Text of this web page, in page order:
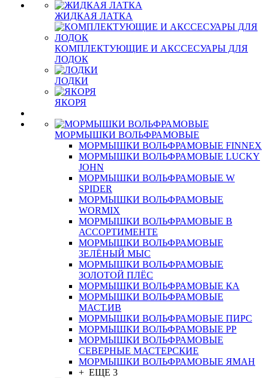
ЖИДКАЯ ЛАТКА
КОМПЛЕКТУЮЩИЕ И АКССЕСУАРЫ ДЛЯ
ЛОДОК
ЛОДКИ
ЯКОРЯ
МОРМЫШКИ ВОЛЬФРАМОВЫЕ
МОРМЫШКИ ВОЛЬФРАМОВЫЕ FINNEX
МОРМЫШКИ ВОЛЬФРАМОВЫЕ LUCKY
JOHN
МОРМЫШКИ ВОЛЬФРАМОВЫЕ W
SPIDER
МОРМЫШКИ ВОЛЬФРАМОВЫЕ
WORMIX
МОРМЫШКИ ВОЛЬФРАМОВЫЕ В
АССОРТИМЕНТЕ
МОРМЫШКИ ВОЛЬФРАМОВЫЕ
ЗЕЛЁНЫЙ МЫС
МОРМЫШКИ ВОЛЬФРАМОВЫЕ
ЗОЛОТОЙ ПЛЁС
МОРМЫШКИ ВОЛЬФРАМОВЫЕ КА
МОРМЫШКИ ВОЛЬФРАМОВЫЕ
МАСТ.ИВ
МОРМЫШКИ ВОЛЬФРАМОВЫЕ ПИРС
МОРМЫШКИ ВОЛЬФРАМОВЫЕ РР
МОРМЫШКИ ВОЛЬФРАМОВЫЕ
СЕВЕРНЫЕ МАСТЕРСКИЕ
МОРМЫШКИ ВОЛЬФРАМОВЫЕ ЯМАН
+ ЕЩЕ 3